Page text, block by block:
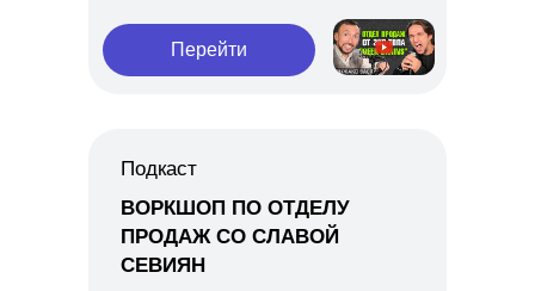
ВОРКШОП ПО ОТДЕЛУ
ПРОДАЖ СО СЛАВОЙ
СЕВИЯН
Подкаст
Перейти